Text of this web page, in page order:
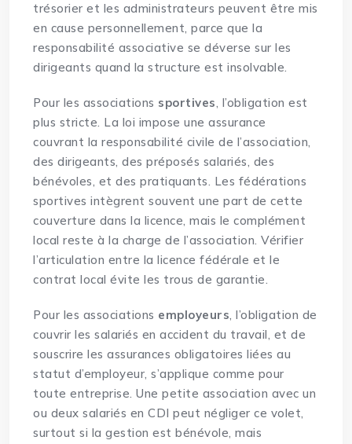
trésorier et les administrateurs peuvent être mis
en cause personnellement, parce que la
responsabilité associative se déverse sur les
dirigeants quand la structure est insolvable.
Pour les associations sportives, l’obligation est
plus stricte. La loi impose une assurance
couvrant la responsabilité civile de l’association,
des dirigeants, des préposés salariés, des
bénévoles, et des pratiquants. Les fédérations
sportives intègrent souvent une part de cette
couverture dans la licence, mais le complément
local reste à la charge de l’association. Vérifier
l’articulation entre la licence fédérale et le
contrat local évite les trous de garantie.
Pour les associations employeurs, l’obligation de
couvrir les salariés en accident du travail, et de
souscrire les assurances obligatoires liées au
statut d’employeur, s’applique comme pour
toute entreprise. Une petite association avec un
ou deux salariés en CDI peut négliger ce volet,
surtout si la gestion est bénévole, mais